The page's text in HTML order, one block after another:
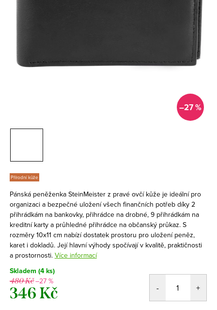
–27 %
Přírodní kůže
Pánská peněženka SteinMeister z pravé ovčí kůže je ideální pro
organizaci a bezpečné uložení všech finančních potřeb díky 2
přihrádkám na bankovky, přihrádce na drobné, 9 přihrádkám na
kreditní karty a průhledné přihrádce na občanský průkaz. S
rozměry 10x11 cm nabízí dostatek prostoru pro uložení peněz,
karet i dokladů. Její hlavní výhody spočívají v kvalitě, praktičnosti
a prostornosti. Více informací
Skladem (4 ks)
480 Kč–27 %
346 Kč